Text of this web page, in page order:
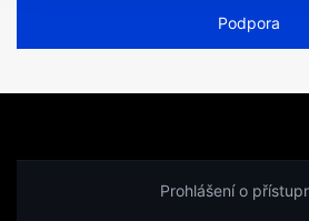
Podpora
Prohlášení o